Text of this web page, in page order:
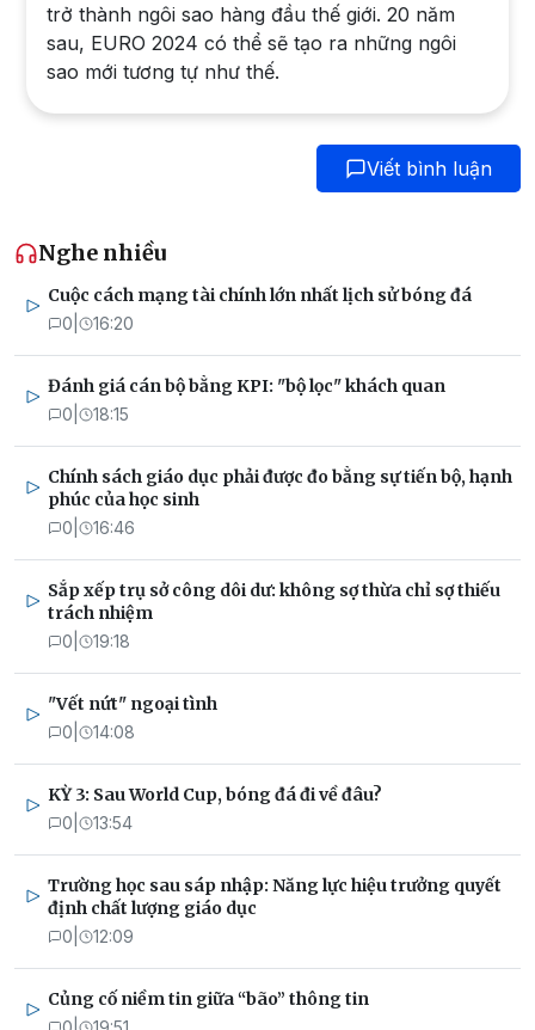
trở thành ngôi sao hàng đầu thế giới. 20 năm
sau, EURO 2024 có thể sẽ tạo ra những ngôi
sao mới tương tự như thế.
Viết bình luận
Nghe nhiều
Cuộc cách mạng tài chính lớn nhất lịch sử bóng đá
0 16:20
Đánh giá cán bộ bằng KPI: "bộ lọc" khách quan
0 18:15
Chính sách giáo dục phải được đo bằng sự tiến bộ, hạnh
phúc của học sinh
0 16:46
Sắp xếp trụ sở công dôi dư: không sợ thừa chỉ sợ thiếu
trách nhiệm
0 19:18
"Vết nứt" ngoại tình
0 14:08
KỲ 3: Sau World Cup, bóng đá đi về đâu?
0 13:54
Trường học sau sáp nhập: Năng lực hiệu trưởng quyết
định chất lượng giáo dục
0 12:09
Củng cố niềm tin giữa “bão” thông tin